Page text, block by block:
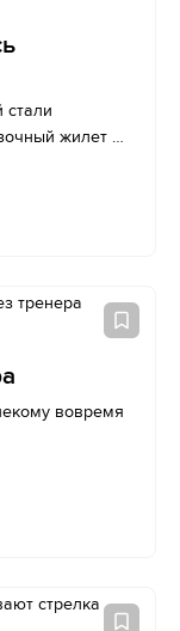
стали
жилет и
вовремя